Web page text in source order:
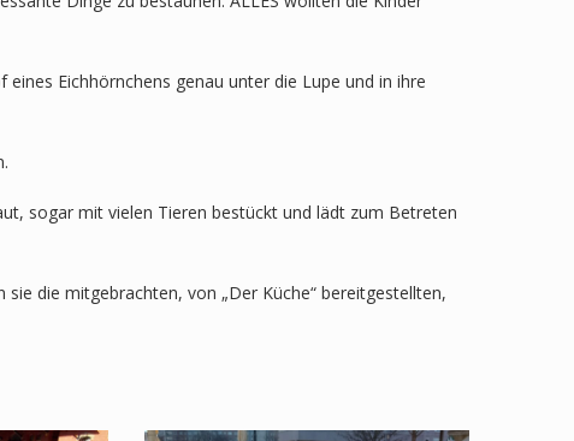
Eichhörnchens genau unter die Lupe und in ihre
sogar mit vielen Tieren bestückt und lädt zum Betreten
die mitgebrachten, von „Der Küche“ bereitgestellten,